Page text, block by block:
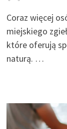
Coraz więcej
miejskiego
które oferują
naturą. …